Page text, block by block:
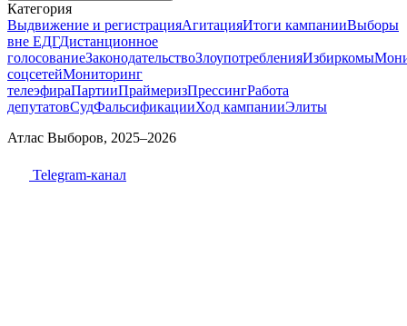
Категория
Выдвижение и регистрацияАгитацияИтоги кампанииВыборы
вне ЕДГДистанционное
голосованиеЗаконодательствоЗлоупотребленияИзбиркомы
соцсетейМониторинг
телеэфираПартииПраймеризПрессингРабота
депутатовСудФальсификацииХод кампанииЭлиты
Атлас Выборов, 2025–2026
Telegram-канал